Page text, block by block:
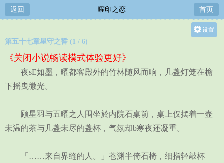
返回 曜印之恋 首页
设置
中
第五十七章星守之誓 (1 / 6)
《关闭小说畅读模式体验更好》
夜sE如墨，曜都客殿外的竹林随风而响，几盏灯笼在檐
下摇曳微光。
顾星羽与五曜之人围坐於内院石桌前，桌上仅摆着一壶
未温的茶与几盏未尽的盏杯，气氛却b寒夜还凝重。
「……来自界缝的人。」苍渊半倚石椅，细指轻敲杯